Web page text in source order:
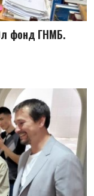
фонд ГНМБ.